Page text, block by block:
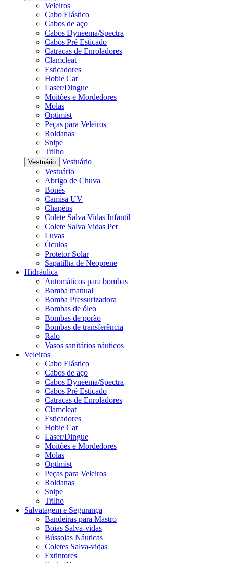
Veleiros
Cabo Elástico
Cabos de aço
Cabos Dyneema/Spectra
Cabos Pré Esticado
Catracas de Enroladores
Clamcleat
Esticadores
Hobie Cat
Laser/Dingue
Moitões e Mordedores
Molas
Optimist
Peças para Veleiros
Roldanas
Snipe
Trilho
Vestuário
Vestuário
Vestuário
Abrigo de Chuva
Bonés
Camisa UV
Chapéus
Colete Salva Vidas Infantil
Colete Salva Vidas Pet
Luvas
Óculos
Protetor Solar
Sapatilha de Neoprene
Hidráulica
Automáticos para bombas
Bomba manual
Bomba Pressurizadora
Bombas de óleo
Bombas de porão
Bombas de transferência
Ralo
Vasos sanitários náuticos
Veleiros
Cabo Elástico
Cabos de aço
Cabos Dyneema/Spectra
Cabos Pré Esticado
Catracas de Enroladores
Clamcleat
Esticadores
Hobie Cat
Laser/Dingue
Moitões e Mordedores
Molas
Optimist
Peças para Veleiros
Roldanas
Snipe
Trilho
Salvatagem e Segurança
Bandeiras para Mastro
Boias Salva-vidas
Bússolas Náuticas
Coletes Salva-vidas
Extintores